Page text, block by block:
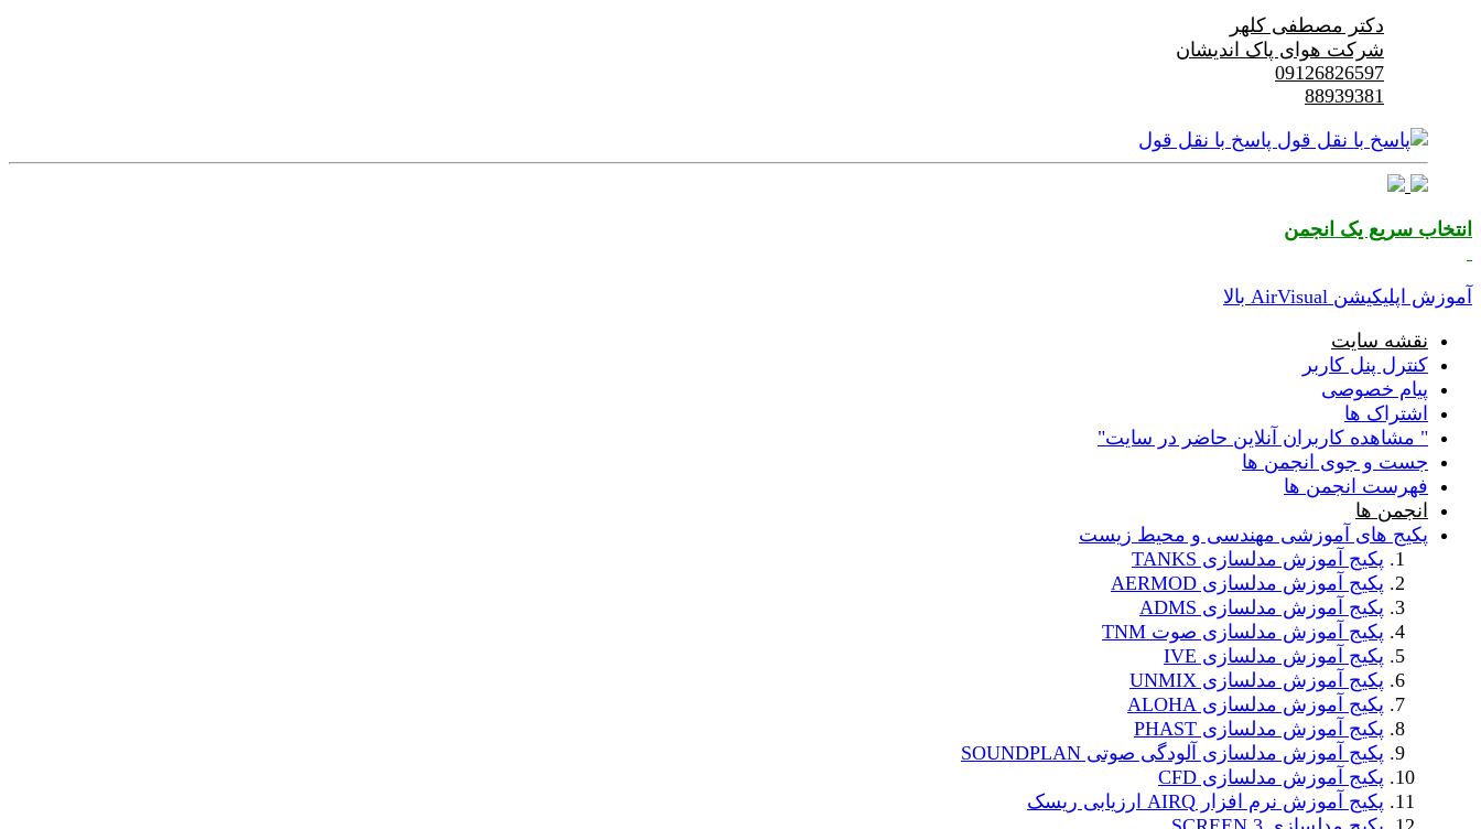
دکتر مصطفی کلهر
شرکت هوای پاک اندیشان
09126826597
88939381
پاسخ با نقل قول
انتخاب سریع یک انجمن
آموزش اپلیکیشن AirVisual
بالا
نقشه سایت
کنترل پنل کاربر
پیام خصوصی
اشتراک ها
" مشاهده کاربران آنلاین حاضر در سایت"
جست و جوی انجمن ها
فهرست انجمن ها
انجمن ها
پکیج های آموزشی مهندسی و محیط زیست
پکیج آموزش مدلسازی TANKS
پکیج آموزش مدلسازی AERMOD
پکیج آموزش مدلسازی ADMS
پکیج آموزش مدلسازی صوت TNM
پکیج آموزش مدلسازی IVE
پکیج آموزش مدلسازی UNMIX
پکیج آموزش مدلسازی ALOHA
پکیج آموزش مدلسازی PHAST
پکیج آموزش مدلسازی آلودگی صوتی SOUNDPLAN
پکیج آموزش مدلسازی CFD
پکیج آموزش نرم افزار AIRQ ارزیابی ریسک